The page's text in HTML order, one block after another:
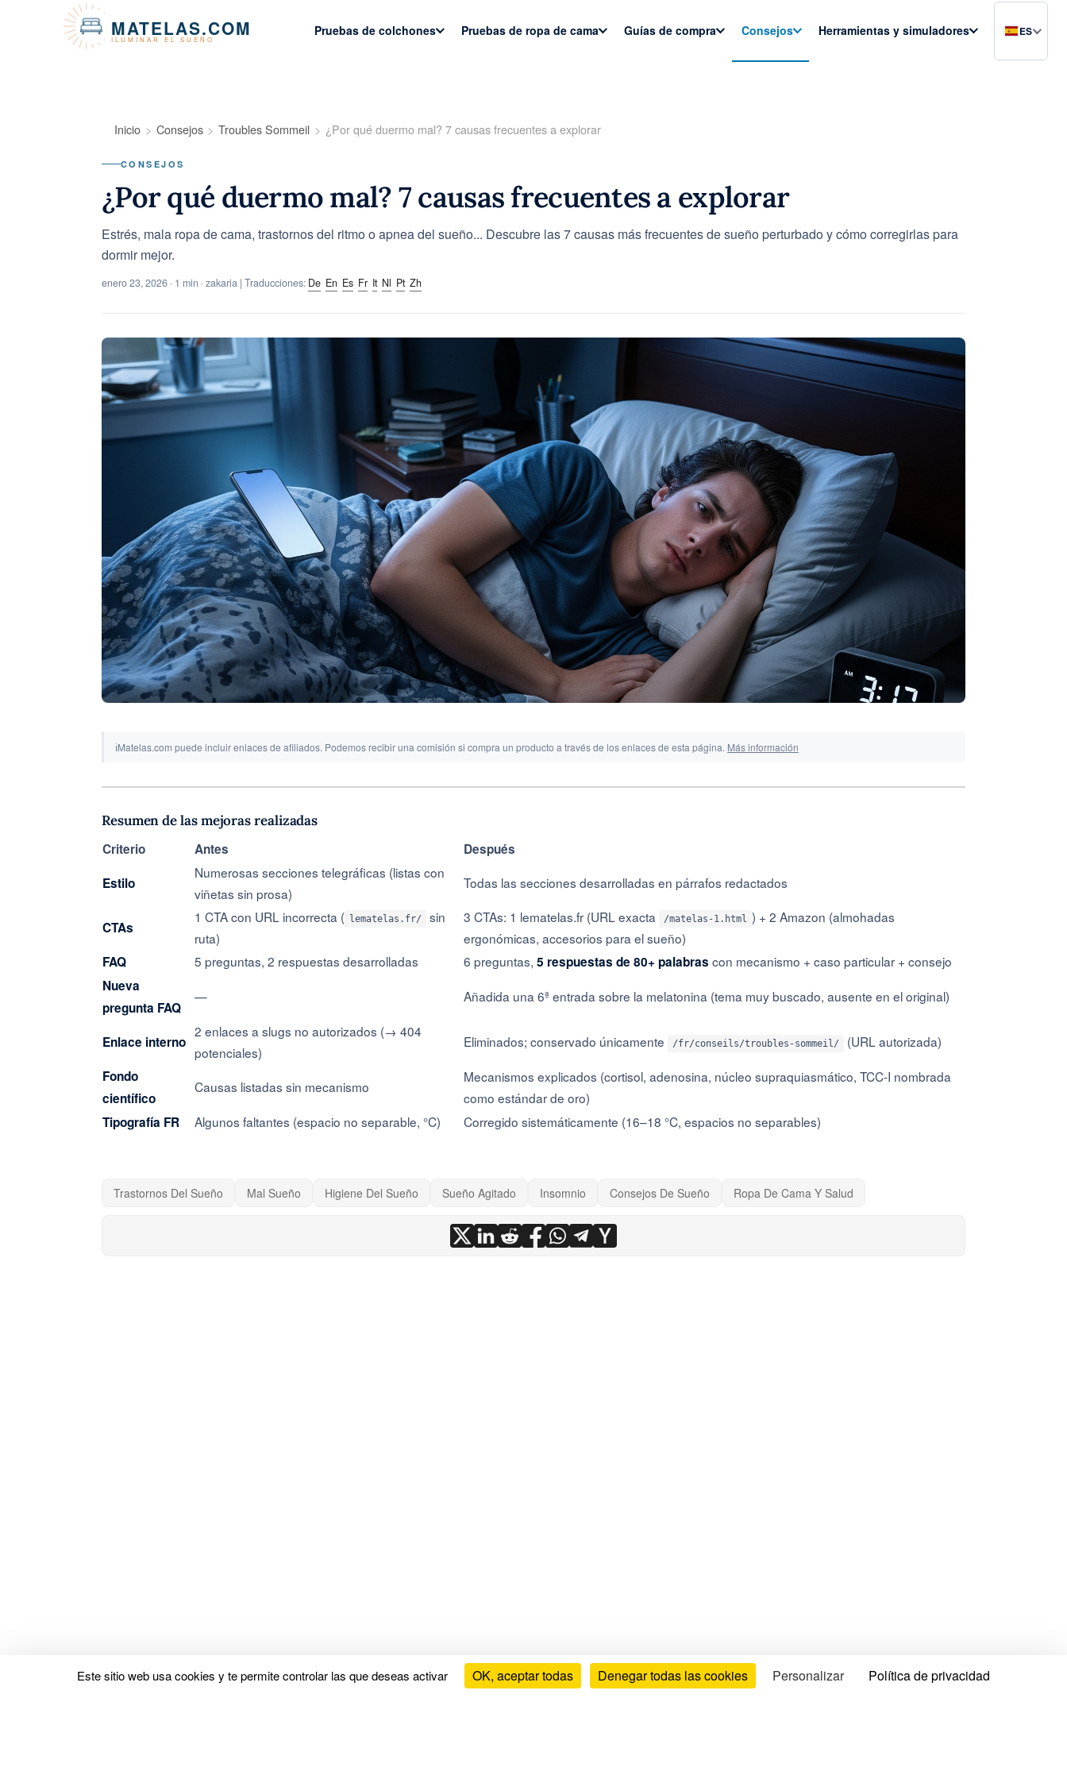
MATELAS.COM
ILUMINAR EL SUEÑO
Pruebas de colchones Pruebas de ropa de cama Guías de compra Consejos Herramientas y simuladores ES
Inicio Consejos Troubles Sommeil ¿Por qué duermo mal? 7 causas frecuentes a explorar
CONSEJOS
¿Por qué duermo mal? 7 causas frecuentes a explorar
Estrés, mala ropa de cama, trastornos del ritmo o apnea del sueño... Descubre las 7 causas más frecuentes de sueño perturbado y cómo corregirlas para
dormir mejor.
enero 23, 2026 · 1 min · zakaria | Traducciones: De En Es Fr It Nl Pt Zh
ℹMatelas.com puede incluir enlaces de afiliados. Podemos recibir una comisión si compra un producto a través de los enlaces de esta página. Más información
Resumen de las mejoras realizadas
Criterio
Antes
Después
Estilo
Numerosas secciones telegráficas (listas con
viñetas sin prosa)
Todas las secciones desarrolladas en párrafos redactados
CTAs
1 CTA con URL incorrecta ( lematelas.fr/
sin
ruta)
3 CTAs: 1 lematelas.fr (URL exacta /matelas-1.html ) + 2 Amazon (almohadas
ergonómicas, accesorios para el sueño)
FAQ
5 preguntas, 2 respuestas desarrolladas 6 preguntas, 5 respuestas de 80+ palabras con mecanismo + caso particular + consejo
Nueva
pregunta FAQ
— Añadida una 6ª entrada sobre la melatonina (tema muy buscado, ausente en el original)
Enlace interno
2 enlaces a slugs no autorizados (→ 404
potenciales)
Eliminados; conservado únicamente /fr/conseils/troubles-sommeil/
(URL autorizada)
Fondo
científico
Causas listadas sin mecanismo
Mecanismos explicados (cortisol, adenosina, núcleo supraquiasmático, TCC-I nombrada
como estándar de oro)
Tipografía FR
Algunos faltantes (espacio no separable, °C) Corregido sistemáticamente (16–18 °C, espacios no separables)
Trastornos Del Sueño Mal Sueño Higiene Del Sueño Sueño Agitado Insomnio Consejos De Sueño Ropa De Cama Y Salud
Panel de gestión de cookies
Este sitio web usa cookies y te permite controlar las que deseas activar OK, aceptar todas Denegar todas las cookies Personalizar Política de privacidad